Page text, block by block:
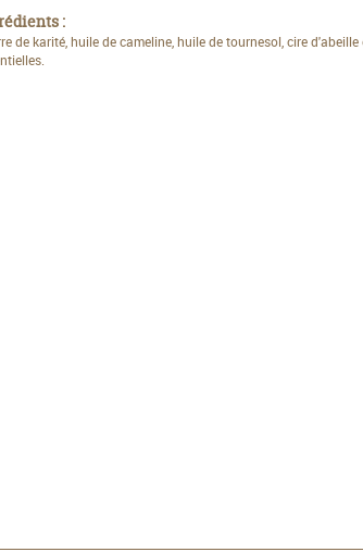
:
de karité, huile de cameline, huile de tournesol, cire